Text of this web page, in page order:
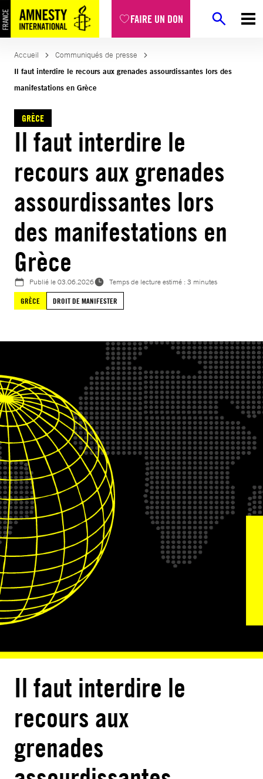
FAIRE UN DON
Aller
au
contenu
Accueil
Communiqués de presse
Il faut interdire le recours aux grenades assourdissantes lors des
manifestations en Grèce
GRÈCE
Il faut interdire le
recours aux grenades
assourdissantes lors
des manifestations en
Grèce
Publié le03.06.2026
Temps de lecture estimé : 3 minutes
GRÈCE
DROIT DE MANIFESTER
Il faut interdire le
recours aux
grenades